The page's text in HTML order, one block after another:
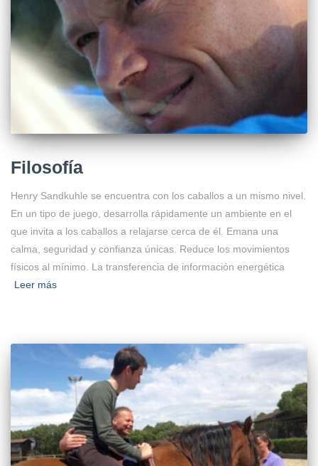
Filosofía
Henry Sandkuhle se encuentra con los caballos a un mismo nivel.
En un tipo de juego, desarrolla rápidamente un ambiente en el
que invita a los caballos a relajarse cerca de él. Emana una
calma, seguridad y confianza únicas. Reduce los movimientos
físicos al mínimo. La transferencia de información energética
Leer más